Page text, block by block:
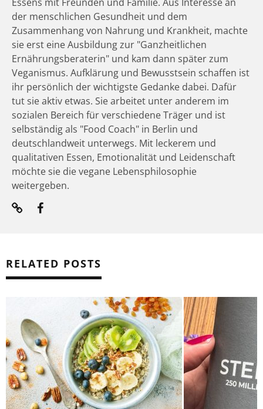
der menschlichen Gesundheit und dem
Zusammenhang von Nahrung und Krankheit, machte
sie erst eine Ausbildung zur "Ganzheitlichen
Ernährungsberaterin" und kam dann später zum
Veganismus. Aufklärung und Bewusstsein schaffen ist
ihr persönlich der wichtigste Gedanke dabei. Dafür
tut sie aktiv etwas. Sie arbeitet unter anderem im
sozialen Bereich für verschiedene Träger und ist
selbständig als "Food Coach" in Berlin und
deutschlandweit unterwegs. Mit leckerem und
qualitativen Essen, Emotionalität und Leidenschaft
möchte sie die vegane Lebensphilosophie
weitergeben.
RELATED POSTS